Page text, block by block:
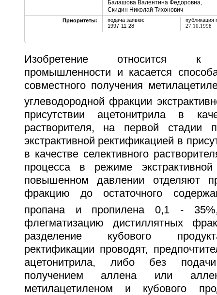
Балашова Валентина Федоровна,
Скидин Николай Тихонович
Приоритеты:
подача заявки:
1997-11-28
публикация
27.10.1998
Изобретение относится к
промышленности и касается
совместного получения
углеводородной фракции
присутствии ацетонитрила в
растворителя, на первой стадии
экстрактивной ректификацией в
в качестве селективного
процесса в режиме
повышенном давлении отделяют
фракцию до остаточного
пропана и пропилена 0,1 - 35%,
флегматизацию дистиллятных
разделение кубового
ректификации проводят,
ацетонитрила, либо без
получением аллена или
метилацетиленом и кубового